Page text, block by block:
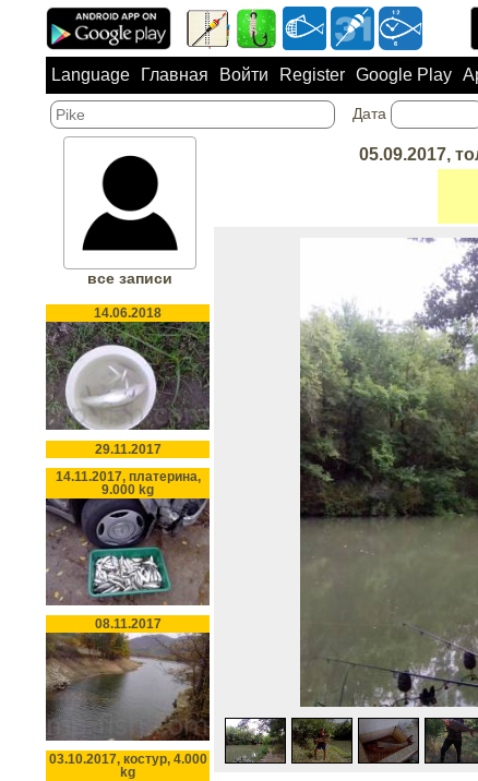
Language Главная Войти Register Google Play
Дата
05.09.2017,
все записи
14.06.2018
29.11.2017
14.11.2017, платерина,
9.000 kg
08.11.2017
03.10.2017, костур, 4.000
kg